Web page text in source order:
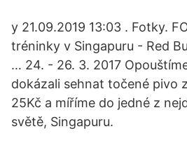
y 21.09.2019 13:03 . Fotky.
tréninky v Singapuru - Red
… 24. - 26. 3. 2017
dokázali sehnat točené pivo
25Kč a míříme do jedné z
světě, Singapuru.